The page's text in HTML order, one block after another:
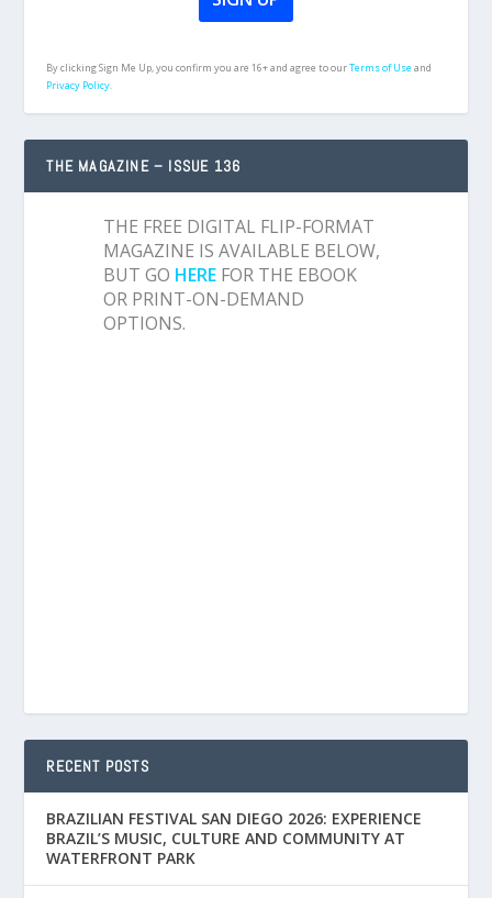
By clicking Sign Me Up, you confirm you are 16+ and agree to ourTerms of Useand
Privacy Policy.
THE MAGAZINE – ISSUE 136
THE FREE DIGITAL FLIP-FORMAT
MAGAZINE IS AVAILABLE BELOW,
BUT GO HERE FOR THE EBOOK
OR PRINT-ON-DEMAND
OPTIONS.
RECENT POSTS
BRAZILIAN FESTIVAL SAN DIEGO 2026: EXPERIENCE
BRAZIL’S MUSIC, CULTURE AND COMMUNITY AT
WATERFRONT PARK